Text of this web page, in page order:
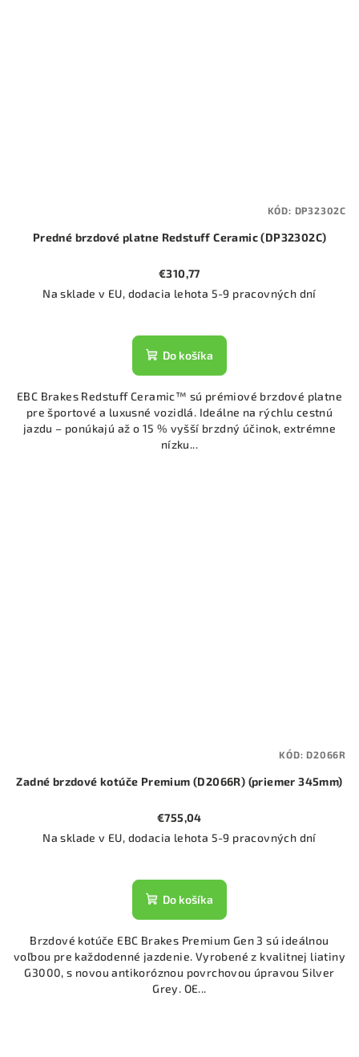
Predné brzdové platne Redstuff Ceramic (DP32302C)
€310,77
Na sklade v EU, dodacia lehota 5-9 pracovných dní
Do košíka
EBC Brakes Redstuff Ceramic™ sú prémiové brzdové platne
pre športové a luxusné vozidlá. Ideálne na rýchlu cestnú
jazdu – ponúkajú až o 15 % vyšší brzdný účinok, extrémne
nízku...
KÓD: DP32302C
Zadné brzdové kotúče Premium (D2066R) (priemer 345mm)
€755,04
Na sklade v EU, dodacia lehota 5-9 pracovných dní
Do košíka
Brzdové kotúče EBC Brakes Premium Gen 3 sú ideálnou
voľbou pre každodenné jazdenie. Vyrobené z kvalitnej liatiny
G3000, s novou antikoróznou povrchovou úpravou Silver
Grey. OE...
KÓD:D2066R